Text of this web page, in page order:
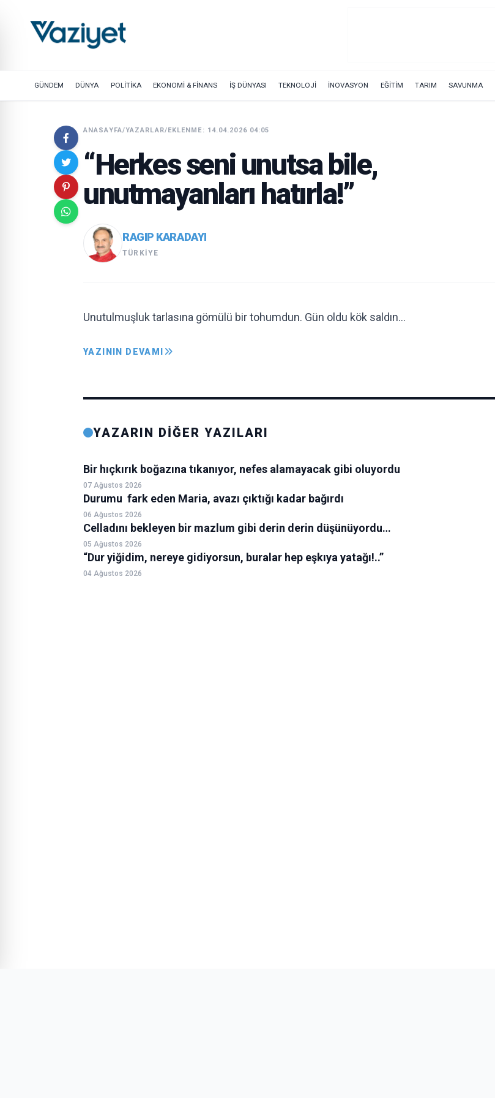
GÜNDEM DÜNYA POLİTİKA EKONOMİ & FİNANS İŞ DÜNYASI TEKNOLOJİ İNOVASYON EĞİTİM TARIM SAVUNMA
ANASAYFA/YAZARLAR/EKLENME: 14.04.2026 04:05
“Herkes seni unutsa bile,
unutmayanları hatırla!”
RAGIP KARADAYI
TÜRKIYE
Unutulmuşluk tarlasına gömülü bir tohumdun. Gün oldu kök saldın…
YAZININ DEVAMI
YAZARIN DİĞER YAZILARI
Bir hıçkırık boğazına tıkanıyor, nefes alamayacak gibi oluyordu
07 Ağustos 2026
Durumu fark eden Maria, avazı çıktığı kadar bağırdı
06 Ağustos 2026
Celladını bekleyen bir mazlum gibi derin derin düşünüyordu…
05 Ağustos 2026
“Dur yiğidim, nereye gidiyorsun, buralar hep eşkıya yatağı!..”
04 Ağustos 2026